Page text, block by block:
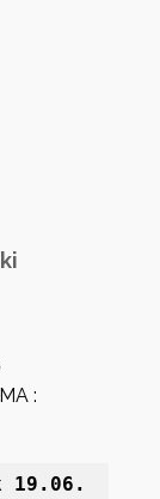
:
19 .06.